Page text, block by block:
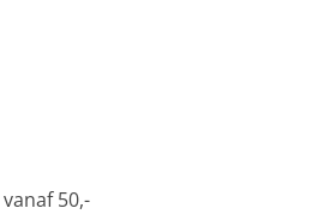
vanaf 50,-